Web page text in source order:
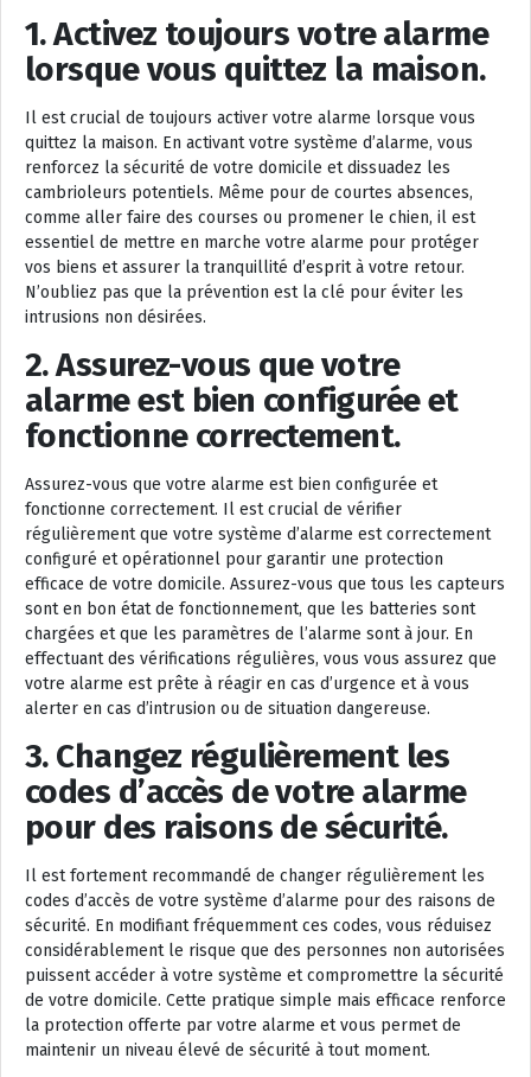
1. Activez toujours votre alarme
lorsque vous quittez la maison.
Il est crucial de toujours activer votre alarme lorsque vous
quittez la maison. En activant votre système d’alarme, vous
renforcez la sécurité de votre domicile et dissuadez les
cambrioleurs potentiels. Même pour de courtes absences,
comme aller faire des courses ou promener le chien, il est
essentiel de mettre en marche votre alarme pour protéger
vos biens et assurer la tranquillité d’esprit à votre retour.
N’oubliez pas que la prévention est la clé pour éviter les
intrusions non désirées.
2. Assurez-vous que votre
alarme est bien configurée et
fonctionne correctement.
Assurez-vous que votre alarme est bien configurée et
fonctionne correctement. Il est crucial de vérifier
régulièrement que votre système d’alarme est correctement
configuré et opérationnel pour garantir une protection
efficace de votre domicile. Assurez-vous que tous les capteurs
sont en bon état de fonctionnement, que les batteries sont
chargées et que les paramètres de l’alarme sont à jour. En
effectuant des vérifications régulières, vous vous assurez que
votre alarme est prête à réagir en cas d’urgence et à vous
alerter en cas d’intrusion ou de situation dangereuse.
3. Changez régulièrement les
codes d’accès de votre alarme
pour des raisons de sécurité.
Il est fortement recommandé de changer régulièrement les
codes d’accès de votre système d’alarme pour des raisons de
sécurité. En modifiant fréquemment ces codes, vous réduisez
considérablement le risque que des personnes non autorisées
puissent accéder à votre système et compromettre la sécurité
de votre domicile. Cette pratique simple mais efficace renforce
la protection offerte par votre alarme et vous permet de
maintenir un niveau élevé de sécurité à tout moment.